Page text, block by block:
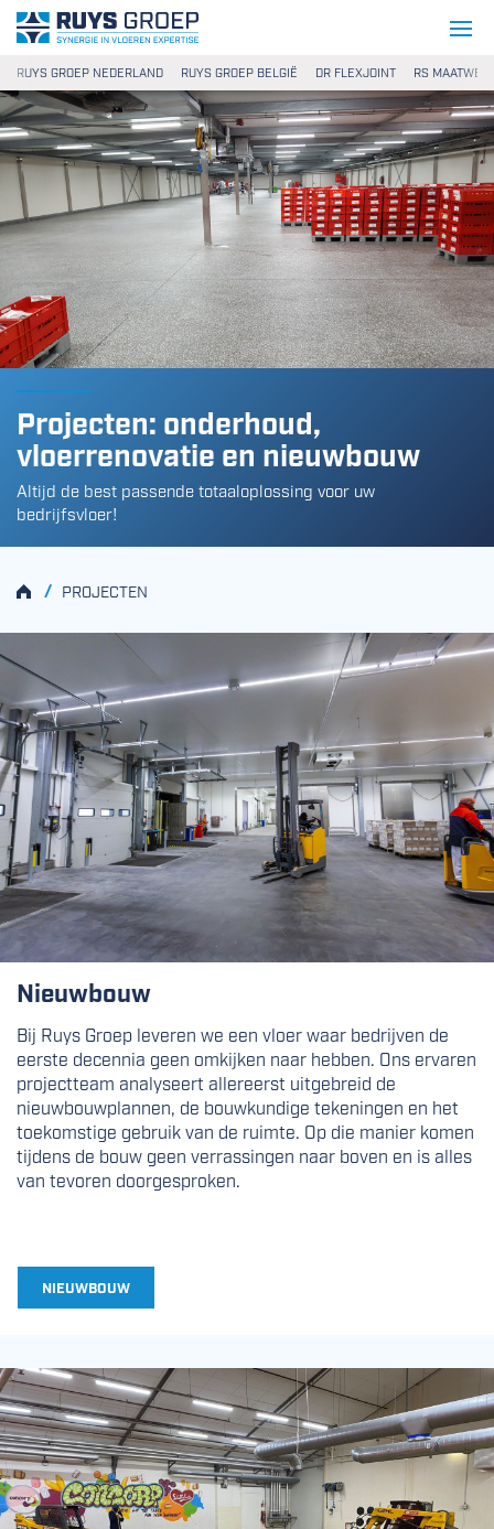
Ga naar content
Ruys Groep
RUYS GROEP NEDERLAND RUYS GROEP BELGIË DR FLEXJOINT RS
Projecten: onderhoud,
vloerrenovatie en nieuwbouw
Altijd de best passende totaaloplossing voor uw
bedrijfsvloer!
HOMEPROJECTEN
/
Nieuwbouw
Bij Ruys Groep leveren we een vloer waar bedrijven de
eerste decennia geen omkijken naar hebben. Ons ervaren
projectteam analyseert allereerst uitgebreid de
nieuwbouwplannen, de bouwkundige tekeningen en het
toekomstige gebruik van de ruimte. Op die manier komen
tijdens de bouw geen verrassingen naar boven en is alles
van tevoren doorgesproken.
NIEUWBOUW